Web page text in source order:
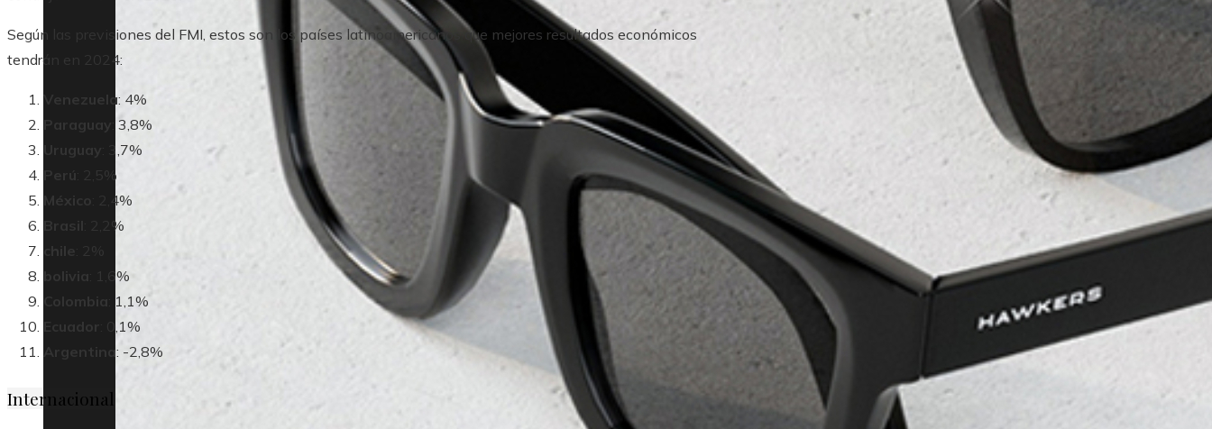
Según las previsiones del FMI, estos son los países latinoamericanos que mejores resultados económicos
tendrán en 2024:
Venezuela: 4%
Paraguay : 3,8%
Uruguay : 3,7%
Perú : 2,5%
México : 2,4%
Brasil : 2,2%
chile: 2%
bolivia : 1,6%
: 1,1%
Ecuador : 0,1%
Argentina : -2,8%
Internacional